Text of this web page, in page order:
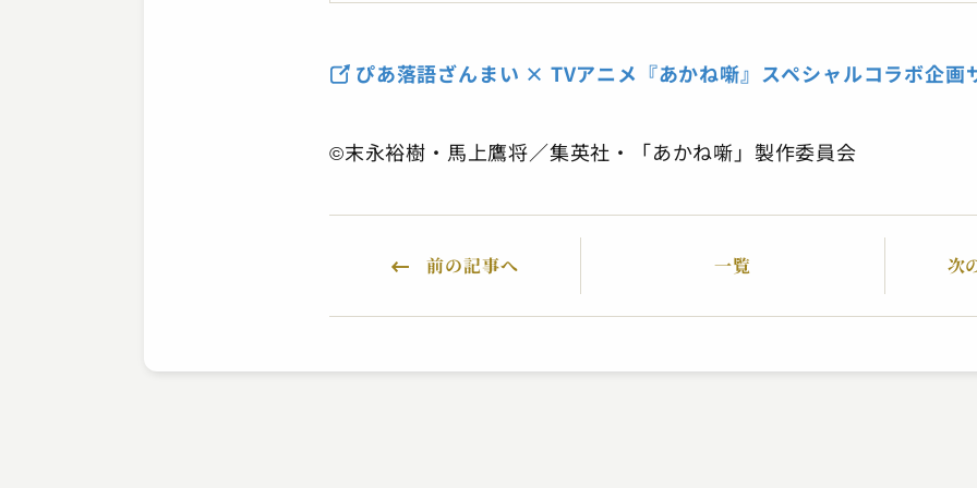
ぴあ落語ざんまい × TVアニメ『あかね噺』スペシャルコラボ企画
©末永裕樹・馬上鷹将／集英社・「あかね噺」製作委員会
前の記事へ 一覧 次